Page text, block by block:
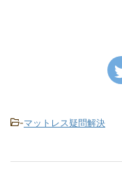
-マットレス疑問解決